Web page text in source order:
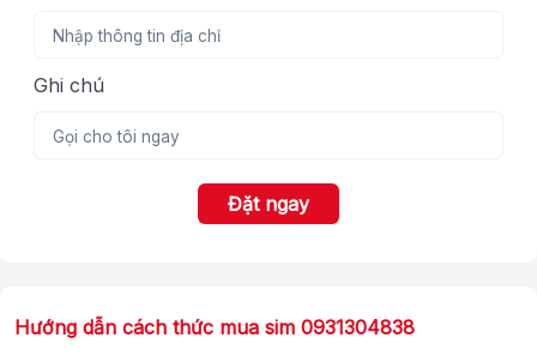
Ghi chú
Đặt ngay
Hướng dẫn cách thức mua sim 0931304838